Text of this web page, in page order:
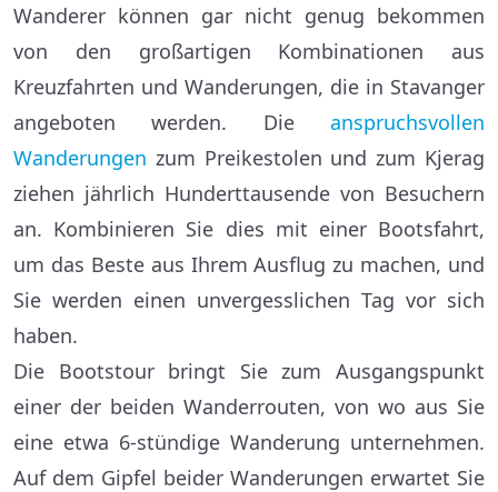
Wanderer können gar nicht genug bekommen
von den großartigen Kombinationen aus
Kreuzfahrten und Wanderungen, die in Stavanger
angeboten werden. Die anspruchsvollen
Wanderungen zum Preikestolen und zum Kjerag
ziehen jährlich Hunderttausende von Besuchern
an. Kombinieren Sie dies mit einer Bootsfahrt,
um das Beste aus Ihrem Ausflug zu machen, und
Sie werden einen unvergesslichen Tag vor sich
haben.
Die Bootstour bringt Sie zum Ausgangspunkt
einer der beiden Wanderrouten, von wo aus Sie
eine etwa 6-stündige Wanderung unternehmen.
Auf dem Gipfel beider Wanderungen erwartet Sie